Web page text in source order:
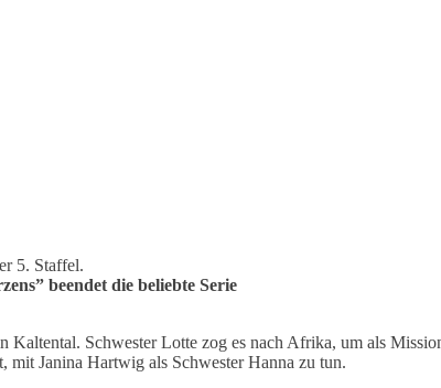
5. Staffel.
beendet die beliebte Serie
Schwester Lotte zog es nach Afrika, um als
mit Janina Hartwig als Schwester Hanna zu tun.